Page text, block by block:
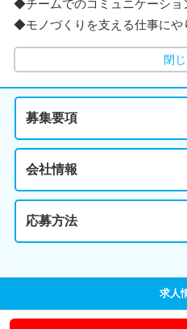
◆チームでのコミュニケーショ
◆モノづくりを支える仕事にや
閉
募集要項
会社情報
応募方法
求人